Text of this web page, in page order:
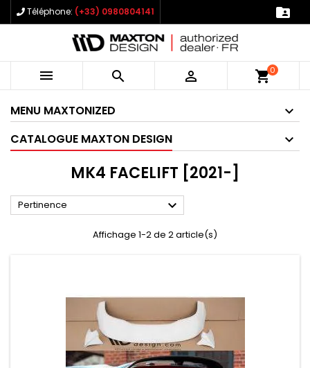
Téléphone: (+33) 0980804141 
   shopping_cart0
MENU MAXTONIZED
CATALOGUE MAXTON DESIGN
MK4 FACELIFT [2021-]
Pertinence 
Affichage 1-2 de 2 article(s)